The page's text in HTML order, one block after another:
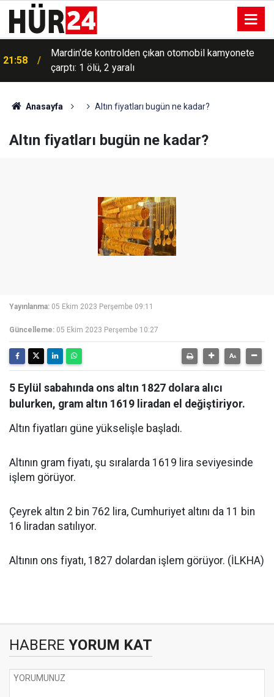
21:58
Mardin'de kontrolden çıkan otomobil kamyonete
çarptı: 1 ölü, 2 yaralı
Anasayfa Altın fiyatları bugün ne kadar?
Altın fiyatları bugün ne kadar?
Yayınlanma: 05 Ekim 2023 Perşembe 09:11
Güncelleme: 05 Ekim 2023 Perşembe 10:27
5 Eylül sabahında ons altın 1827 dolara alıcı
bulurken, gram altın 1619 liradan el değiştiriyor.
Altın fiyatları güne yükselişle başladı.
Altının gram fiyatı, şu sıralarda 1619 lira seviyesinde
işlem görüyor.
Çeyrek altın 2 bin 762 lira, Cumhuriyet altını da 11 bin
16 liradan satılıyor.
Altının ons fiyatı, 1827 dolardan işlem görüyor. (İLKHA)
HABERE YORUM KAT